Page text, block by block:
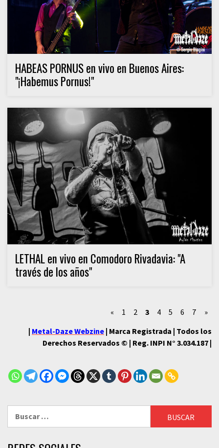
HABEAS PORNUS en vivo en Buenos Aires:
"¡Habemus Pornus!"
LETHAL en vivo en Comodoro Rivadavia: "A
través de los años"
« 1 2 3 4 5 6 7
»
| Metal-Daze Webzine | Marca Registrada | Todos los
Derechos Reservados © | Reg. INPI N° 3.034.187 |